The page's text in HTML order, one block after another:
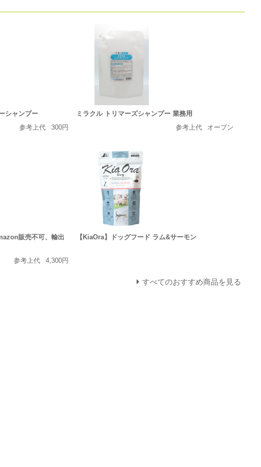
シャンプー
参考上代
300円
ミラクル トリマーズシャンプー 業務用
参考上代
オープン
販売不可、輸出
参考上代
4,300円
【KiaOra】ドッグフード ラム&サーモン
すべてのおすすめ商品を見る